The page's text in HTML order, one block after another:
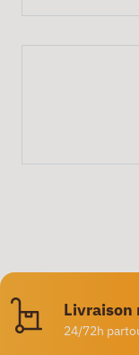
Livraison
24/72h